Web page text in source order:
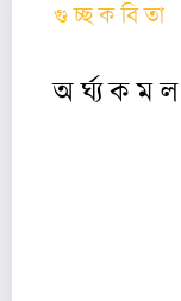
গু চ্ছ ক বি তা
অ র্ঘ্য ক ম